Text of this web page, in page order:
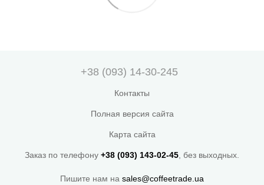
+38 (093) 14-30-245
Контакты
Полная версия сайта
Карта сайта
Заказ по телефону +38 (093) 143-02-45 , без выходных.
Пишите нам на sales@coffeetrade.ua